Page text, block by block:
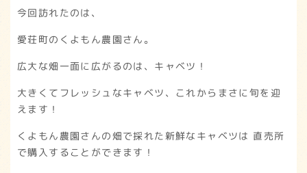
今回訪れたのは、
愛荘町のくよもん農園さん。
広大な畑一面に広がるのは、キャベツ！
大きくてフレッシュなキャベツ、これからまさに旬を迎
えます！
くよもん農園さんの畑で採れた新鮮なキャベツは 直売所
で購入することができます！